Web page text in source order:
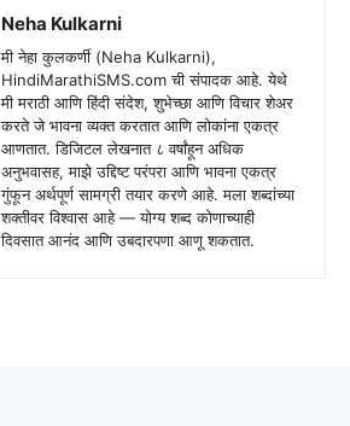
Neha Kulkarni
मी नेहा कुलकर्णी (Neha Kulkarni),
HindiMarathiSMS.com ची संपादक आहे. येथे
मी मराठी आणि हिंदी संदेश, शुभेच्छा आणि विचार शेअर
करते जे भावना व्यक्त करतात आणि लोकांना एकत्र
आणतात. डिजिटल लेखनात ८ वर्षांहून अधिक
अनुभवासह, माझे उद्दिष्ट परंपरा आणि भावना एकत्र
गुंफून अर्थपूर्ण सामग्री तयार करणे आहे. मला शब्दांच्या
शक्तीवर विश्वास आहे — योग्य शब्द कोणाच्याही
दिवसात आनंद आणि उबदारपणा आणू शकतात.